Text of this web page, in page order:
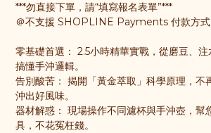
***勿直接下單，請“填寫報名表單”***
＠不支援 SHOPLINE Payments 付款方式
零基礎首選： 2.5小時精華實戰，從磨豆、
搞懂手沖邏輯。
告別酸苦： 揭開「黃金萃取」科學原理，不
沖出好風味。
器材解惑： 現場操作不同濾杯與手沖壺，幫
具，不花冤枉錢。